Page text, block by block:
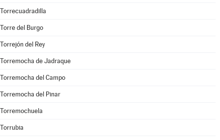
Torrecuadradilla
Torre del Burgo
Torrejón del Rey
Torremocha de Jadraque
Torremocha del Campo
Torremocha del Pinar
Torremochuela
Torrubia